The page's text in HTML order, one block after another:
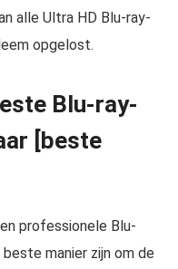
alle Ultra HD Blu-ray-
opgelost.
Blu-ray-
[beste
professionele Blu-
manier zijn om de